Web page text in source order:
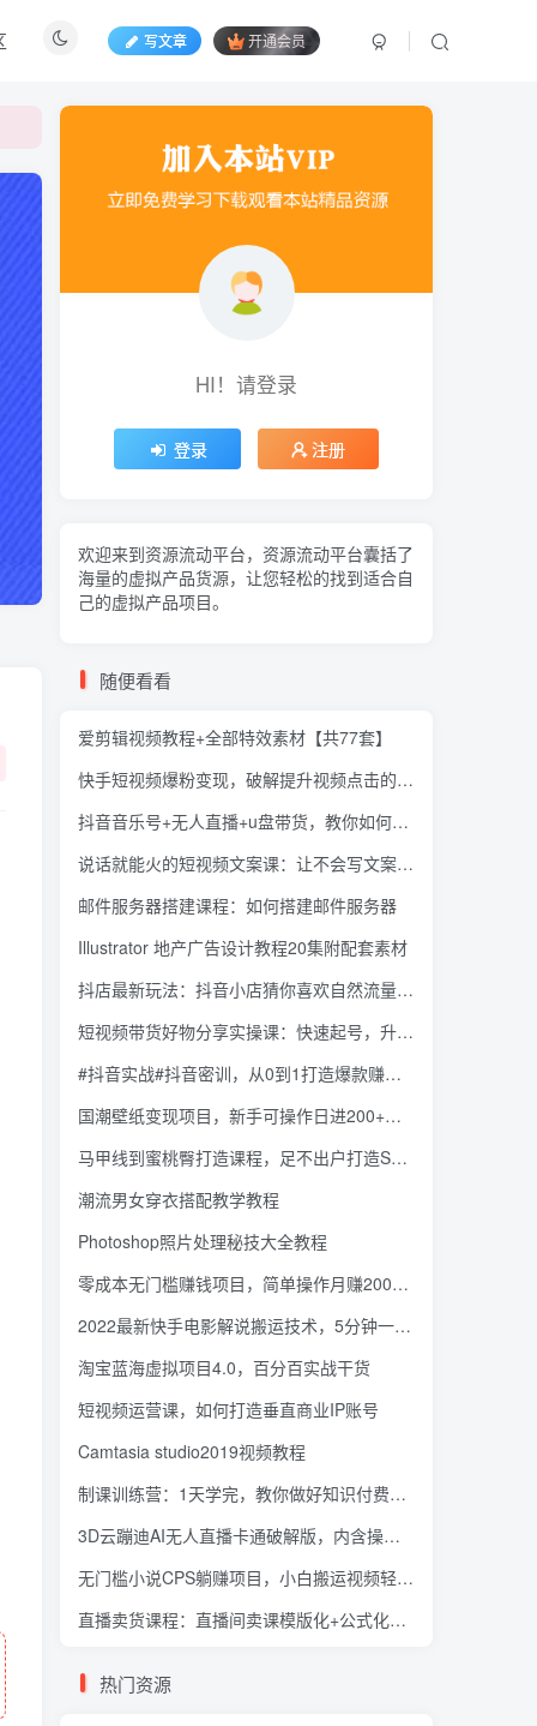
写文章 开通会员
HI！请登录
登录 注册
欢迎来到资源流动平台，资源流动平台囊括了
海量的虚拟产品货源，让您轻松的找到适合自
己的虚拟产品项目。
随便看看
爱剪辑视频教程+全部特效素材【共77套】
快手短视频爆粉变现，破解提升视频点击的密码，让作品流量翻倍
抖音音乐号+无人直播+u盘带货，教你如何通过抖音赚钱
说话就能火的短视频文案课：让不会写文案的人写出可传播的完整文案
邮件服务器搭建课程：如何搭建邮件服务器
Illustrator 地产广告设计教程20集附配套素材
抖店最新玩法：抖音小店猜你喜欢自然流量爆单实操细节
短视频带货好物分享实操课：快速起号，升级版防搬运剪辑
#抖音实战#抖音密训，从0到1打造爆款赚翻抖音号丨第五版
国潮壁纸变现项目，新手可操作日进200+【素材+软件+教程】
马甲线到蜜桃臀打造课程，足不出户打造S型身材
潮流男女穿衣搭配教学教程
Photoshop照片处理秘技大全教程
零成本无门槛赚钱项目，简单操作月赚2000-5000+
2022最新快手电影解说搬运技术，5分钟一部作品，固定模板套用
淘宝蓝海虚拟项目4.0，百分百实战干货
短视频运营课，如何打造垂直商业IP账号
Camtasia studio2019视频教程
制课训练营：1天学完，教你做好知识付费与制作课程
3D云蹦迪AI无人直播卡通破解版，内含操作视频详细教程
无门槛小说CPS躺赚项目，小白搬运视频轻松月入过万
直播卖货课程：直播间卖课模版化+公式化卖课变现，教你怎么直播卖课
热门资源